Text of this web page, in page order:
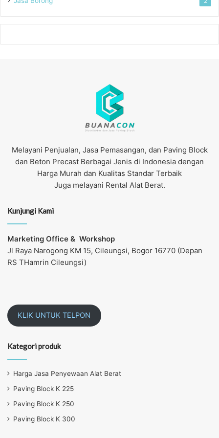
Melayani Penjualan, Jasa Pemasangan, dan Paving Block
dan Beton Precast Berbagai Jenis di Indonesia dengan
Harga Murah dan Kualitas Standar Terbaik
Juga melayani Rental Alat Berat.
Kunjungi Kami
Marketing Office & Workshop
Jl Raya Narogong KM 15, Cileungsi, Bogor 16770 (Depan
RS THamrin Cileungsi)
KLIK UNTUK TELPON
Kategori produk
Harga Jasa Penyewaan Alat Berat
Paving Block K 225
Paving Block K 250
Paving Block K 300